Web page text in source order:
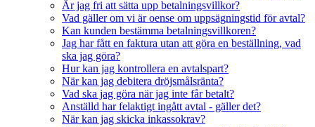
Är jag fri att sätta upp betalningsvillkor?
Vad gäller om vi är oense om uppsägningstid för avtal?
Kan kunden bestämma betalningsvillkoren?
Jag har fått en faktura utan att göra en beställning, vad
ska jag göra?
Hur kan jag kontrollera en avtalspart?
När kan jag debitera dröjsmålsränta?
Vad ska jag göra när jag inte får betalt?
Anställd har felaktigt ingått avtal - gäller det?
När kan jag skicka inkassokrav?